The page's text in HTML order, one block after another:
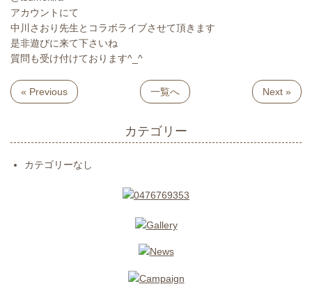
アカウントにて
中川さおり先生とコラボライブさせて頂きます
是非遊びに来て下さいね
質問も受け付けております^_^
« Previous 一覧へ Next »
カテゴリー
カテゴリーなし